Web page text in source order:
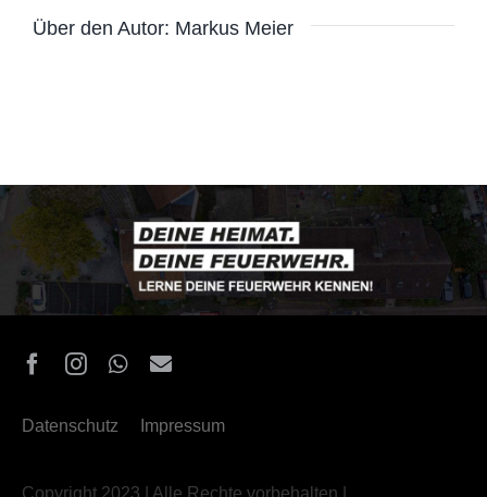
Über den Autor: Markus Meier
Copyright 2023 | Alle Rechte vorbehalten |
Datenschutz Impressum